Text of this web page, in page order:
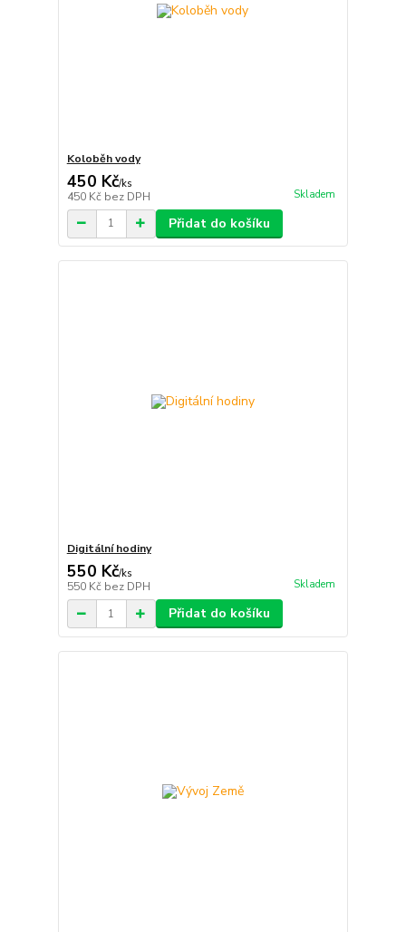
Koloběh vody
450 Kč/ks
450 Kč bez DPH Skladem
Přidat do košíku
Digitální hodiny
550 Kč/ks
550 Kč bez DPH Skladem
Přidat do košíku